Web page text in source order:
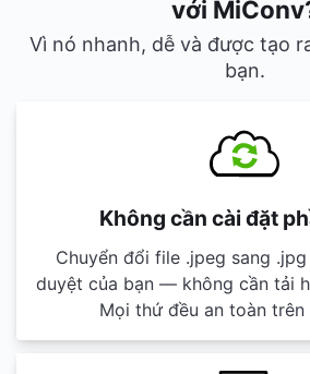
với
Vì nó nhanh, dễ và được tạo
bạn.
Không cần cài đặt
Chuyển đổi file .jpeg sang
duyệt của bạn — không cần tải
Mọi thứ đều an toàn trên